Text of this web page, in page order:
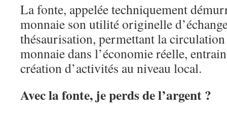
La fonte, appelée techniquement
monnaie son utilité originelle
thésaurisation, permettant la
monnaie dans l’économie réelle,
création d’activités au niveau local.
Avec la fonte, je perds de l’argent ?